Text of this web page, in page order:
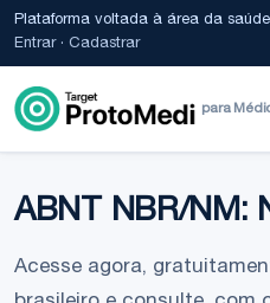
Plataforma voltada à área da saúde
Entrar· Cadastrar
para
ABNT NBR/NM:
Acesse agora,